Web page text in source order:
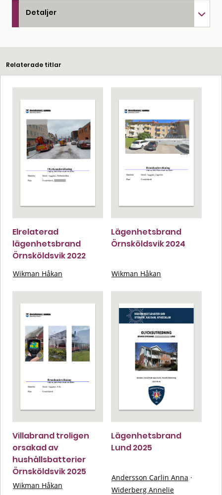
Detaljer
Relaterade titlar
Elrelaterad
lägenhetsbrand
Örnsköldsvik 2022
Wikman Håkan
Lägenhetsbrand
Örnsköldsvik 2024
Wikman Håkan
Villabrand troligen
orsakad av
hushållsbatterier
Örnsköldsvik 2025
Wikman Håkan
Lägenhetsbrand
Lund 2025
Andersson Carlin Anna ·
Widerberg Annelie